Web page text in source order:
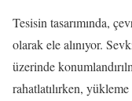
Tesisin tasarımında,
olarak ele alınıyor.
üzerinde
rahatlatılırken,